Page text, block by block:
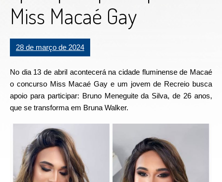
Miss Macaé Gay
28 de março de 2024
No dia 13 de abril acontecerá na cidade fluminense de Macaé
o concurso Miss Macaé Gay e um jovem de Recreio busca
apoio para participar: Bruno Meneguite da Silva, de 26 anos,
que se transforma em Bruna Walker.